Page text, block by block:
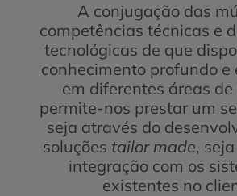
A conjugação das
competências técnicas e
tecnológicas de que
conhecimento profundo e
em diferentes áreas de
permite-nos prestar um
seja através do
soluções tailor made,
integração com os
existentes no